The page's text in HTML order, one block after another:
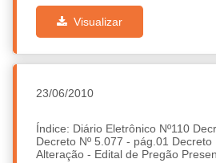
Visualizar
23/06/2010
Índice: Diário Eletrônico Nº110
Decreto Nº 5.077 - pág.01 Decreto
Alteração - Edital de Pregão